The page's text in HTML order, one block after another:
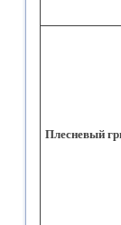
Плесневый